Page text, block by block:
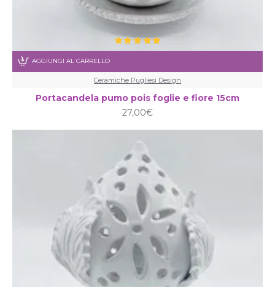
Ceramiche Pugliesi Design
Portacandela pumo pois foglie e fiore 15cm
27,00€
AGGIUNGI AL CARRELLO